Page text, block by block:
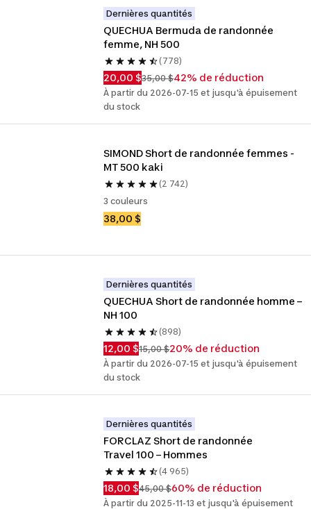
Dernières quantités
QUECHUA Bermuda de randonnée
femme, NH 500
(778)
20,00 $35,00 $42% de réduction
À partir du 2026-07-15 et jusqu'à épuisement
du stock
SIMOND Short de randonnée femmes -
MT 500 kaki
(2 742)
3 couleurs
38,00 $
Dernières quantités
QUECHUA Short de randonnée homme –
NH 100
(898)
12,00 $15,00 $20% de réduction
À partir du 2026-07-15 et jusqu'à épuisement
du stock
Dernières quantités
FORCLAZ Short de randonnée
Travel 100 – Hommes
(4 965)
18,00 $45,00 $60% de réduction
À partir du 2025-11-13 et jusqu'à épuisement